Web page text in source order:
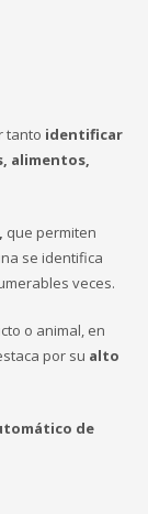
tanto identificar
alimentos,
que permiten
se identifica
veces.
o animal, en
por su alto
de